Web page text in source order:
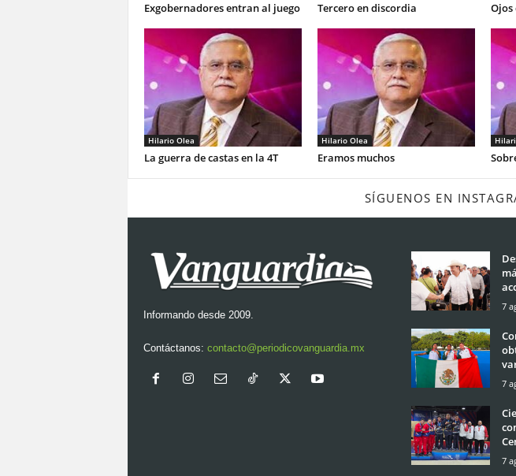
Exgobernadores entran al juego Tercero en discordia Ojos
Hilario Olea
La guerra de castas en la 4T
Hilario Olea
Eramos muchos
SÍGUENOS EN
Informando desde 2009.
Contáctanos: contacto@periodicovanguardia.mx
7
7
7